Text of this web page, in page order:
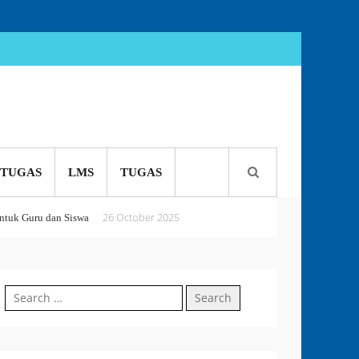
TUGAS LMS TUGAS
Guru dan Siswa 26 October 2025
18 September 2025
Search
for: